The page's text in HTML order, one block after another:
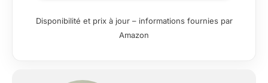
vocale et Station
Tout-en-Un
réel, les saletés
éliminées. Chaque
Disponibilité et prix à jour – informations fournies par
Amazon